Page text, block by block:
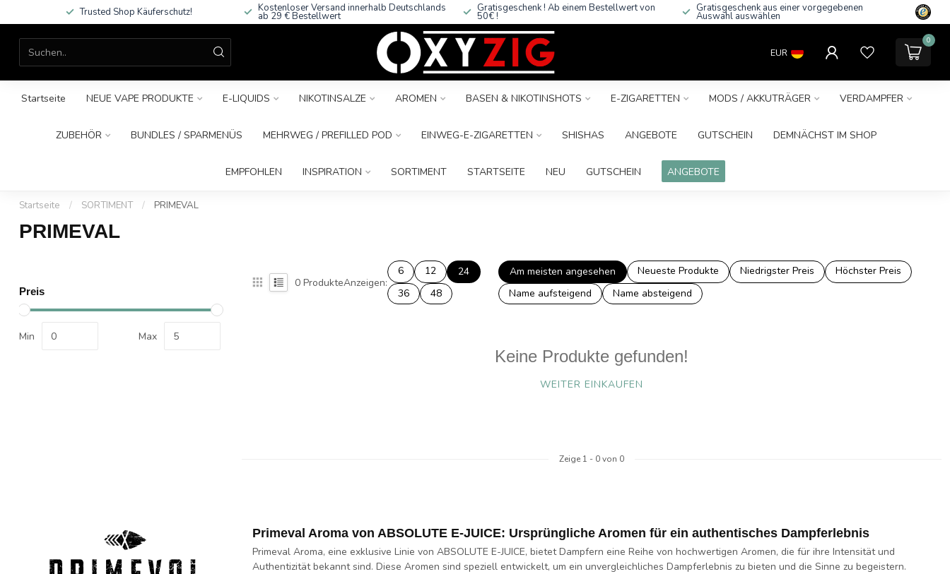
Trusted Shop Käuferschutz! Kostenloser Versand innerhalb Deutschlands
ab 29 € Bestellwert
Gratisgeschenk ! Ab einem Bestellwert von
50€ !
Gratisgeschenk aus einer vorgegebenen
Auswahl auswählen
EUR
0
Startseite NEUE VAPE PRODUKTE E-LIQUIDS NIKOTINSALZE AROMEN BASEN & NIKOTINSHOTS E-ZIGARETTEN MODS / AKKUTRÄGER VERDAMPFER
ZUBEHÖR BUNDLES / SPARMENÜS MEHRWEG / PREFILLED POD EINWEG-E-ZIGARETTEN SHISHAS ANGEBOTE GUTSCHEIN DEMNÄCHST IM SHOP
EMPFOHLEN INSPIRATION SORTIMENT STARTSEITE NEU GUTSCHEIN ANGEBOTE
Startseite / SORTIMENT / PRIMEVAL
PRIMEVAL
Preis
Min Max
0 ProdukteAnzeigen:
6 12
24
36
48
Am meisten angesehen Neueste Produkte Niedrigster Preis
Höchster Preis
Name aufsteigend
Name absteigend
Keine Produkte gefunden!
WEITER EINKAUFEN
Zeige 1 - 0von 0
Primeval Aroma von ABSOLUTE E-JUICE: Ursprüngliche Aromen für ein authentisches Dampferlebnis
Primeval Aroma, eine exklusive Linie von ABSOLUTE E-JUICE, bietet Dampfern eine Reihe von hochwertigen Aromen, die für ihre Intensität und
Authentizität bekannt sind. Diese Aromen sind speziell entwickelt, um ein unvergleichliches Dampferlebnis zu bieten und die Sinne zu begeistern.